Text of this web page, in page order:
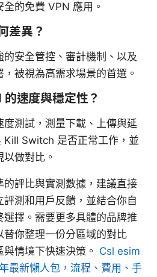
的免費 VPN 應用。
差異？
安全管控、審計機制、以及
被視為高需求場景的首選。
速度與穩定性？
測試，測量下載、上傳與延
Kill Switch 是否正常工作，並
做對比。
評比與實測數據，建議直接
測和用戶反饋，並結合你自
選擇。需要更多具體的品牌推
替你整理一份分區域的對比
情境下快速決策。 Csl esim
最新懶人包，流程、費用、手